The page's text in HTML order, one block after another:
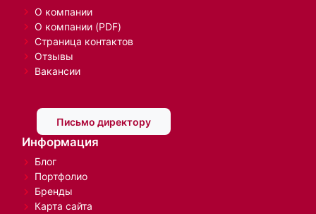
О компании
О компании (PDF)
Страница контактов
Отзывы
Вакансии
Письмо директору
Информация
Блог
Портфолио
Бренды
Карта сайта